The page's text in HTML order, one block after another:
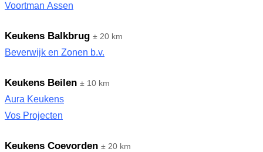
Voortman Assen
Keukens Balkbrug ± 20 km
Beverwijk en Zonen b.v.
Keukens Beilen ± 10 km
Aura Keukens
Vos Projecten
Keukens Coevorden ± 20 km